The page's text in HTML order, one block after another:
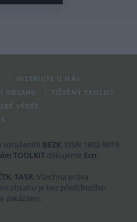
INZERUJTE U NÁS
OBSAHU
TIŠTĚNÝ EKOLIST
VĚDĚT
sdružením BEZK. ISSN 1802-9019.
TOOLKIT děkujeme Ecn
, TASR. Všechna práva
obsahu je bez předchozího
zakázáno.